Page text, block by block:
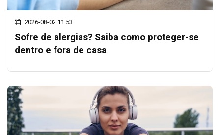
2026-08-02 11:53
Sofre de alergias? Saiba como proteger-se
dentro e fora de casa